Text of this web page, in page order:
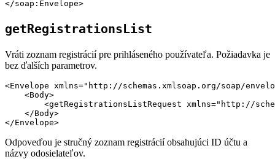
getRegistrationsList
Vráti zoznam registrácií pre prihláseného používateľa. Požiadavka je
bez ďalších parametrov.
<Envelope xmlns="http://schemas.xmlsoap.org/soap/
    <Body>
<getRegistrationsListRequest xmlns="http://
    </Body>
Odpoveďou je stručný zoznam registrácií obsahujúci ID účtu a
názvy odosielateľov.